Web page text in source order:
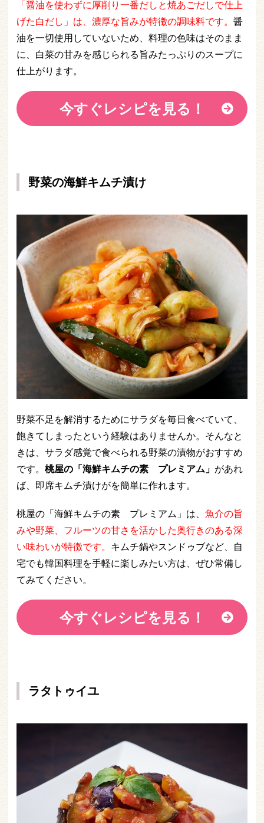
「醤油を使わずに厚削り一番だしと焼あごだしで仕上
げた白だし」は、濃厚な旨みが特徴の調味料です。 醤
油を一切使用していないため、料理の色味はそのまま
に、白菜の甘みを感じられる旨みたっぷりのスープに
仕上がります。
今すぐレシピを見る！
野菜の海鮮キムチ漬け
野菜不足を解消するためにサラダを毎日食べていて、
飽きてしまったという経験はありませんか。そんなと
きは、サラダ感覚で食べられる野菜の漬物がおすすめ
です。 桃屋の「海鮮キムチの素 プレミアム」 があれ
ば、即席キムチ漬けがを簡単に作れます。
桃屋の「海鮮キムチの素 プレミアム」は、 魚介の旨
みや野菜、フルーツの甘さを活かした奥行きのある深
い味わいが特徴です。 キムチ鍋やスンドゥブなど、自
宅でも韓国料理を手軽に楽しみたい方は、ぜひ常備し
てみてください。
今すぐレシピを見る！
ラタトゥイユ